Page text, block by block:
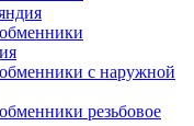
с наружной
резьбовое